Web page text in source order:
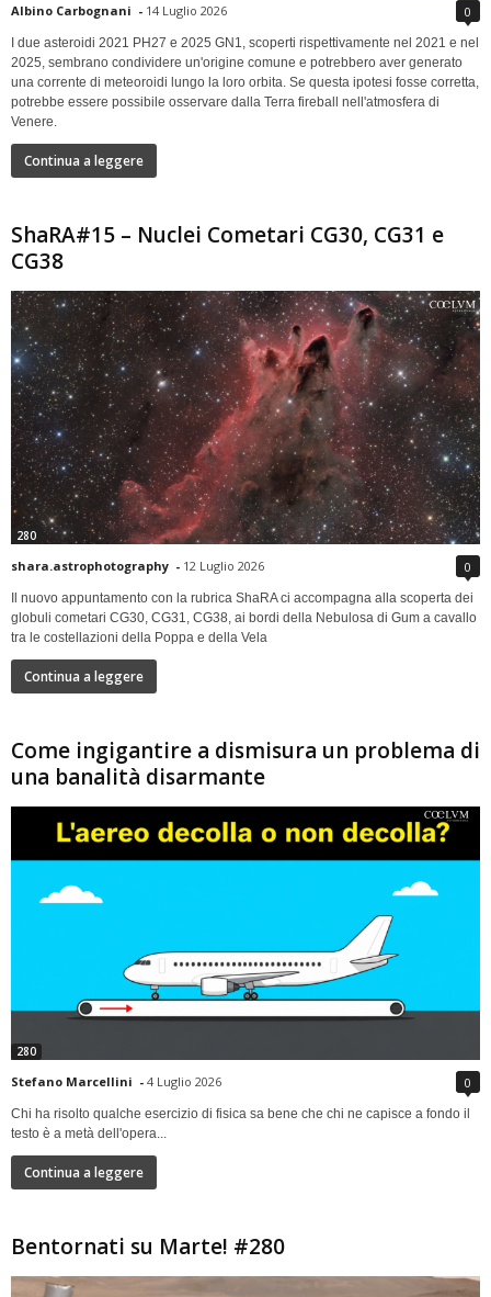
Albino Carbognani - 14 Luglio 2026 0
I due asteroidi 2021 PH27 e 2025 GN1, scoperti rispettivamente nel 2021 e nel
2025, sembrano condividere un'origine comune e potrebbero aver generato
una corrente di meteoroidi lungo la loro orbita. Se questa ipotesi fosse corretta,
potrebbe essere possibile osservare dalla Terra fireball nell'atmosfera di
Venere.
Continua a leggere
ShaRA#15 – Nuclei Cometari CG30, CG31 e
CG38
280
shara.astrophotography - 12 Luglio 2026 0
Il nuovo appuntamento con la rubrica ShaRA ci accompagna alla scoperta dei
globuli cometari CG30, CG31, CG38, ai bordi della Nebulosa di Gum a cavallo
tra le costellazioni della Poppa e della Vela
Continua a leggere
Come ingigantire a dismisura un problema di
una banalità disarmante
280
Stefano Marcellini - 4 Luglio 2026 0
Chi ha risolto qualche esercizio di fisica sa bene che chi ne capisce a fondo il
testo è a metà dell'opera...
Continua a leggere
Bentornati su Marte! #280